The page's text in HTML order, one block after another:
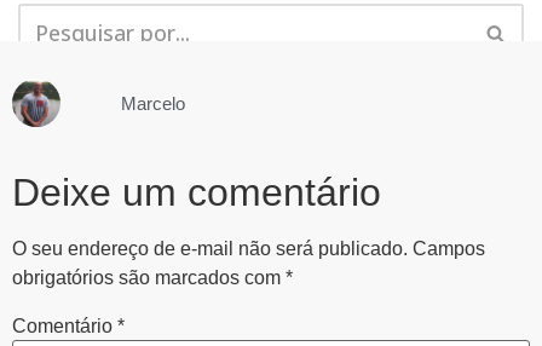
Marcelo
Deixe um comentário
O seu endereço de e-mail não será publicado. Campos
obrigatórios são marcados com *
Comentário *